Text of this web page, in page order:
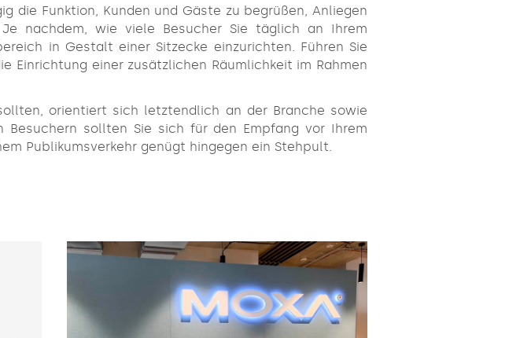
die Funktion, Kunden und Gäste zu begrüßen, Anliegen
nachdem, wie viele Besucher Sie täglich an Ihrem
in Gestalt einer Sitzecke einzurichten. Führen Sie
Einrichtung einer zusätzlichen Räumlichkeit im Rahmen
orientiert sich letztendlich an der Branche sowie
Besuchern sollten Sie sich für den Empfang vor Ihrem
Publikumsverkehr genügt hingegen ein Stehpult.